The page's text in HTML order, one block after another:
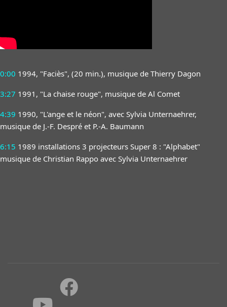
0:00 1994, "Faciès", (20 min.), musique de Thierry Dagon
3:27 1991, "La chaise rouge", musique de Al Comet
4:39 1990, "L'ange et le néon", avec Sylvia Unternaehrer,
musique de J.-F. Despré et P.-A. Baumann
6:15 1989 installations 3 projecteurs Super 8 : "Alphabet"
musique de Christian Rappo avec Sylvia Unternaehrer